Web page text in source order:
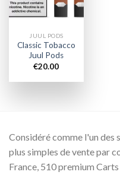
JUUL PODS
Classic Tobacco
Juul Pods
€20.00
Considéré comme l'un des
plus simples de vente par
France, 510 premium